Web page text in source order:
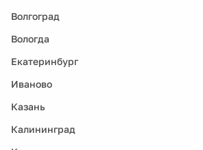
Волгоград
Вологда
Екатеринбург
Иваново
Казань
Калининград